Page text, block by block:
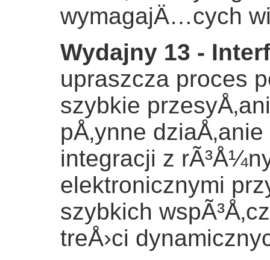
wymagajÄ…cych
Wydajny 13 -
upraszcza proces
szybkie
pÅ‚ynne
integracji z
elektronicznymi
szybkich
treÅ›ci